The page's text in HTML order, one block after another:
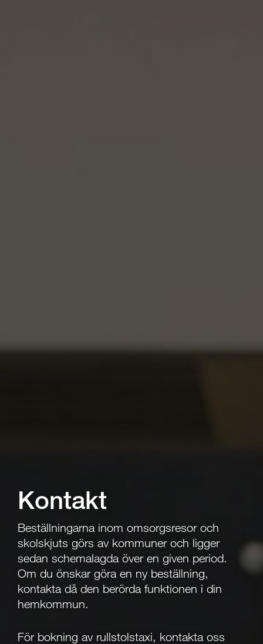
Kontakt
Beställningarna inom omsorgsresor och
skolskjuts görs av kommuner och ligger
sedan schemalagda över en given period.
Om du önskar göra en ny beställning,
kontakta då den berörda funktionen i din
hemkommun.
För bokning av rullstolstaxi, kontakta oss